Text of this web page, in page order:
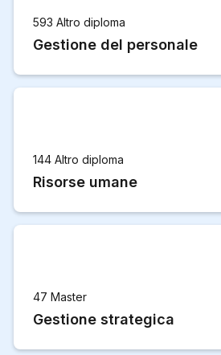
593 Altro diploma
Gestione del personale
144 Altro diploma
Risorse umane
47 Master
Gestione strategica